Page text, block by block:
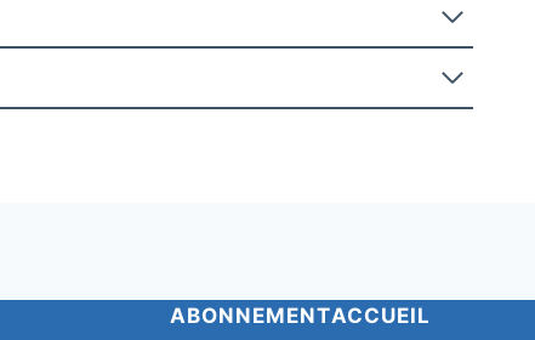
ABONNEMENTACCUEIL